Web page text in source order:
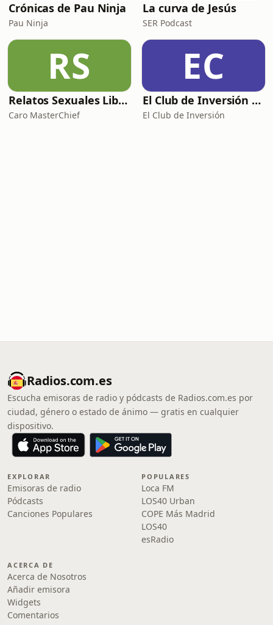
Crónicas de Pau Ninja
Pau Ninja
La curva de Jesús
SER Podcast
RS
Relatos Sexuales Liberales
Caro MasterChief
EC
El Club de Inversión podcast
El Club de Inversión
Radios.com.es
Escucha emisoras de radio y pódcasts de Radios.com.es por
ciudad, género o estado de ánimo — gratis en cualquier
dispositivo.
EXPLORAR
Emisoras de radio
Pódcasts
Canciones Populares
POPULARES
Loca FM
LOS40 Urban
COPE Más Madrid
LOS40
esRadio
ACERCA DE
Acerca de Nosotros
Añadir emisora
Widgets
Comentarios